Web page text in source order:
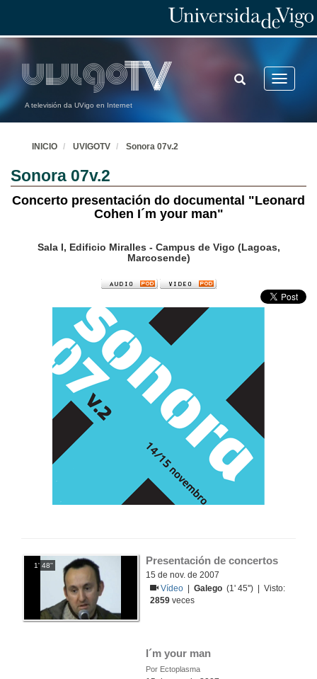
A televisión da UVigo en Internet
Toggle
TOGGLE
SEARCH
INICIO UVIGOTV Sonora 07v.2
Sonora 07v.2
Concerto presentación do documental "Leonard
Cohen I´m your man"
Sala I, Edificio Miralles - Campus de Vigo (Lagoas,
Marcosende)
1' 48'' Presentación de concertos
15 de nov. de 2007
Vídeo
|Galego (1' 45'') | Visto:
2859 veces
I´m your man
Por Ectoplasma